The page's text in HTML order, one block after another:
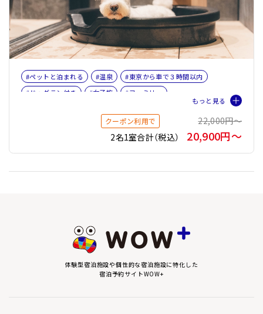
#ペットと泊まれる #温泉
#東京から車で３時間以内
#ドッグラン付き
#女子旅
#ファミリー
クーポン利用で
22,000円〜
2名1室合計（税込）
20,900円〜
体験型宿泊施設や個性的な宿泊施設に特化した
宿泊予約サイトWOW+